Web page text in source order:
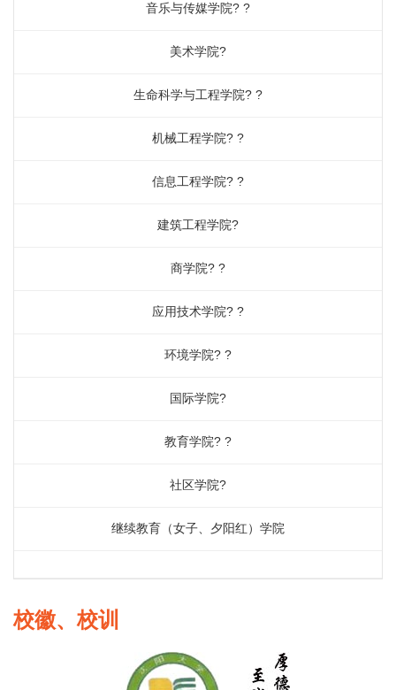
音乐与传媒学院? ?
美术学院?
生命科学与工程学院? ?
机械工程学院? ?
信息工程学院? ?
建筑工程学院?
商学院? ?
应用技术学院? ?
环境学院? ?
国际学院?
教育学院? ?
社区学院?
继续教育（女子、夕阳红）学院
校徽、校训